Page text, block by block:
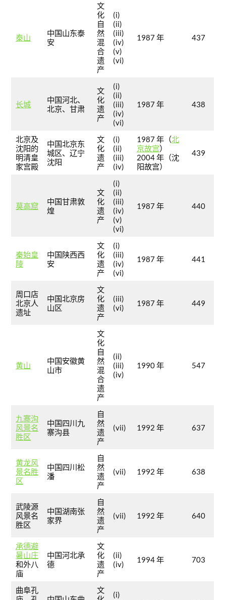
泰山
中国山东泰
安
文
化
自
然
混
合
遗
产
(i)
(ii)
(iii)
(iv)
(v)
(vi)
1987 年 437
长城
中国河北、
北京、甘肃
文
化
遗
产
(i)
(ii)
(iii)
(iv)
(vi)
1987 年 438
北京及
沈阳的
明清皇
家宫殿
中国北京东
城区、辽宁
沈阳
文
化
遗
产
(i)
(ii)
(iii)
(iv)
1987 年（北
京故宫）
2004 年（沈
阳故宫）
439
莫高窟
中国甘肃敦
煌
文
化
遗
产
(i)
(ii)
(iii)
(iv)
(v)
(vi)
1987 年 440
秦始皇
陵
中国陕西西
安
文
化
遗
产
(i)
(iii)
(iv)
(vi)
1987 年 441
周口店
北京人
遗址
中国北京房
山区
文
化
遗
产
(iii)
(vi)
1987 年 449
黄山
中国安徽黄
山市
文
化
自
然
混
合
遗
产
(ii)
(iii)
(iv)
1990 年 547
九寨沟
风景名
胜区
中国四川九
寨沟县
自
然
遗
产
(vii) 1992 年 637
黄龙风
景名胜
区
中国四川松
潘
自
然
遗
产
(vii) 1992 年 638
武陵源
风景名
胜区
中国湖南张
家界
自
然
遗
产
(vii) 1992 年 640
承德避
暑山庄
和外八
庙
中国河北承
德
文
化
遗
产
(ii)
(iv)
1994 年 703
曲阜孔
文
(i)